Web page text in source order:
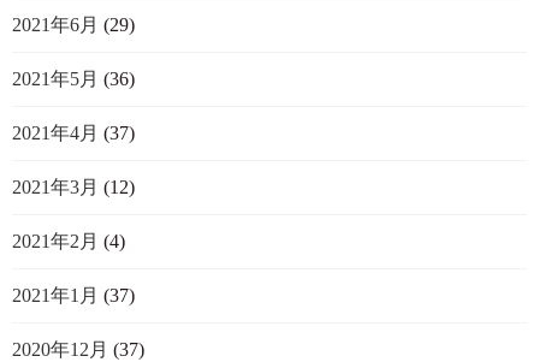
2021年6月 (29)
2021年5月 (36)
2021年4月 (37)
2021年3月 (12)
2021年2月 (4)
2021年1月 (37)
2020年12月 (37)